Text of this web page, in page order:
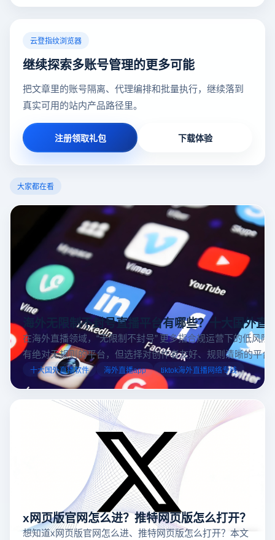
云登指纹浏览器
继续探索多账号管理的更多可能
把文章里的账号隔离、代理编排和批量执行，继续落到
真实可用的站内产品路径里。
注册领取礼包 下载体验
大家都在看
海外无限制不封号直播平台有哪些？十大国外直
在海外直播领域，“无限制不封号” 更多指合规运营下的低风
有绝对无规则的平台，但选择对创作者友好、规则清晰的平台
业工具规避风险，能显著降低封号概率。以下推荐十大国外
台，并结合云登多开浏览器的功能，详解如何安全高效运营。
十大国外直播软件 海外直播app tiktok海外直播网络专线
x网页版官网怎么进？推特网页版怎么打开？
想知道x网页版官网怎么进、推特网页版怎么打开？本文